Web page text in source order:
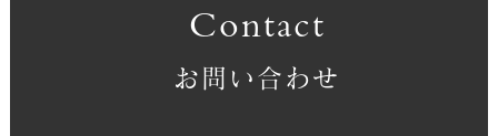
Contact
お問い合わせ